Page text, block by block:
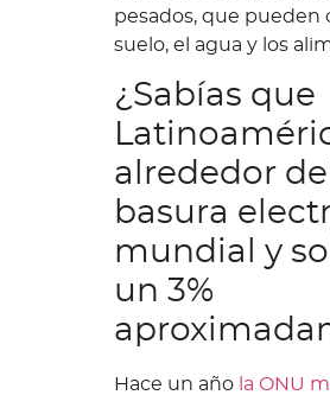
pesados, que pueden
suelo, el agua y los
¿Sabías que
alrededor
basura
mundial y
un 3%
Hace un año la ONU